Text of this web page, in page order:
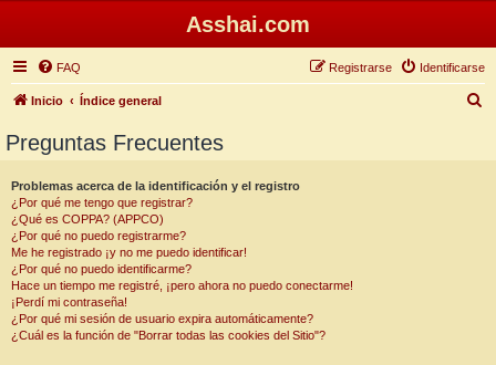
Asshai.com
FAQ Identificarse
Registrarse
Inicio Índice general
Preguntas Frecuentes
Problemas acerca de la identificación y el registro
¿Por qué me tengo que registrar?
¿Qué es COPPA? (APPCO)
¿Por qué no puedo registrarme?
Me he registrado ¡y no me puedo identificar!
¿Por qué no puedo identificarme?
Hace un tiempo me registré, ¡pero ahora no puedo conectarme!
¡Perdí mi contraseña!
¿Por qué mi sesión de usuario expira automáticamente?
¿Cuál es la función de "Borrar todas las cookies del Sitio"?